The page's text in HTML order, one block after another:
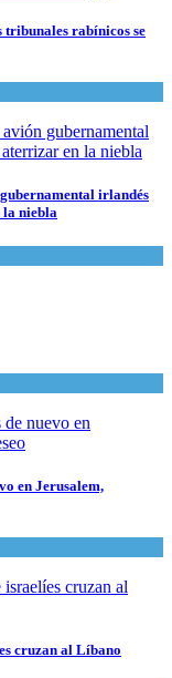
rabínicos se
irlandés
la niebla
en Jerusalem,
cruzan al Líbano